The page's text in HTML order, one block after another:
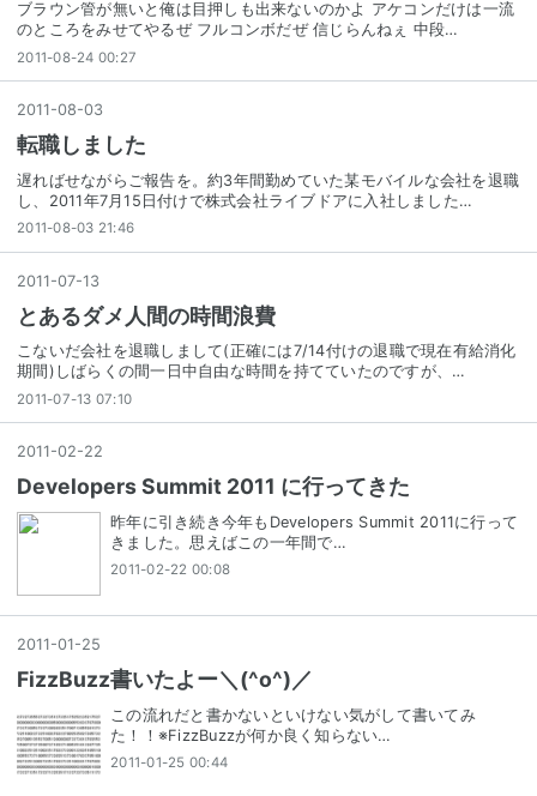
ブラウン管が無いと俺は目押しも出来ないのかよ アケコンだけは一流
のところをみせてやるぜ フルコンボだぜ 信じらんねぇ 中段…
2011-08-24 00:27
2011 -08-03
転職しました
遅ればせながらご報告を。約3年間勤めていた某モバイルな会社を退職
し、2011年7月15日付けで株式会社ライブドアに入社しました…
2011-08-03 21:46
2011 -07-13
とあるダメ人間の時間浪費
こないだ会社を退職しまして(正確には7/14付けの退職で現在有給消化
期間)しばらくの間一日中自由な時間を持てていたのですが、…
2011-07-13 07:10
2011 -02-22
Developers Summit 2011 に行ってきた
昨年に引き続き今年もDevelopers Summit 2011に行って
きました。思えばこの一年間で…
2011-02-22 00:08
2011 -01 -25
FizzBuzz書いたよー＼(^o^)／
この流れだと書かないといけない気がして書いてみ
た！！※FizzBuzzが何か良く知らない…
2011-01-25 00:44